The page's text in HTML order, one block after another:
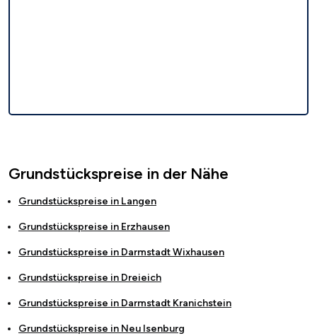
Grundstückspreise in der Nähe
Grundstückspreise in Langen
Grundstückspreise in Erzhausen
Grundstückspreise in Darmstadt Wixhausen
Grundstückspreise in Dreieich
Grundstückspreise in Darmstadt Kranichstein
Grundstückspreise in Neu Isenburg